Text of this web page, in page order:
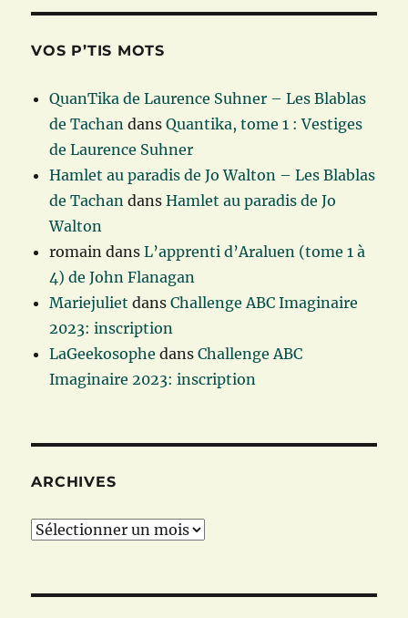
VOS P’TIS MOTS
QuanTika de Laurence Suhner – Les Blablas
de Tachan dansQuantika, tome 1 : Vestiges
de Laurence Suhner
Hamlet au paradis de Jo Walton – Les Blablas
de Tachan dansHamlet au paradis de Jo
Walton
romain dansL’apprenti d’Araluen (tome 1 à
4) de John Flanagan
Mariejuliet dansChallenge ABC Imaginaire
2023: inscription
LaGeekosophe dansChallenge ABC
Imaginaire 2023: inscription
ARCHIVES
Archives